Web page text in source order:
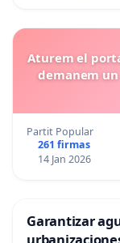
Aturem el
demanem
Partit Popular
261 firmas
14 Jan 2026
Garantizar